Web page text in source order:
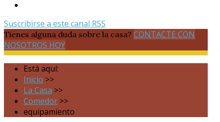
Suscribirse a este canal RSS
Tienes alguna duda sobre la casa? CONTACTE CON
NOSOTROS HOY
Está aquí:
Inicio >>
La Casa >>
Comedor >>
equipamiento